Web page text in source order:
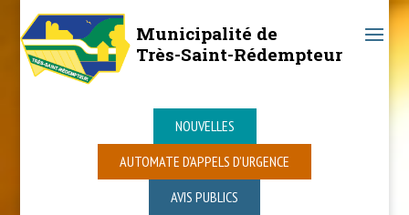
Municipalité de
Très-Saint-Rédempteur
NOUVELLES
AUTOMATE D’APPELS D’URGENCE
AVIS PUBLICS